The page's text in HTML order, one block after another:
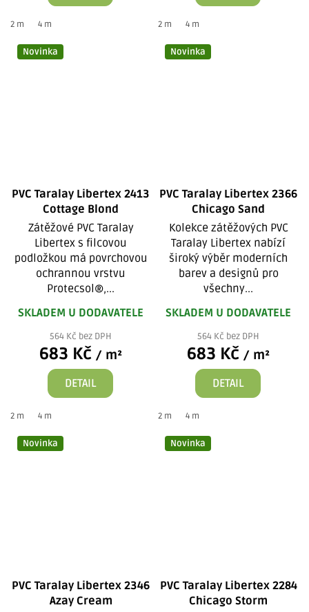
2 m 4 m 2 m 4 m
Novinka
PVC Taralay Libertex 2413
Cottage Blond
Zátěžové PVC Taralay
Libertex s filcovou
podložkou má povrchovou
ochrannou vrstvu
Protecsol®,...
SKLADEM U DODAVATELE
564 Kč bez DPH
683 Kč / m²
DETAIL
2 m 4 m
Novinka
PVC Taralay Libertex 2366
Chicago Sand
Kolekce zátěžových PVC
Taralay Libertex nabízí
široký výběr moderních
barev a designů pro
všechny...
SKLADEM U DODAVATELE
564 Kč bez DPH
683 Kč / m²
DETAIL
2 m 4 m
Novinka
PVC Taralay Libertex 2346
Azay Cream
Novinka
PVC Taralay Libertex 2284
Chicago Storm